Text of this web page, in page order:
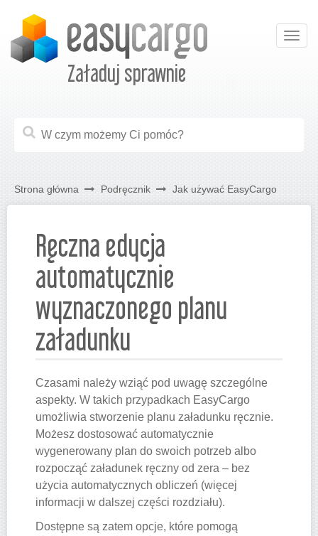
Załaduj sprawnie
Strona główna Podręcznik Jak używać EasyCargo
Ręczna edycja
automatycznie
wyznaczonego planu
załadunku
Czasami należy wziąć pod uwagę szczególne
aspekty. W takich przypadkach EasyCargo
umożliwia stworzenie planu załadunku ręcznie.
Możesz dostosować automatycznie
wygenerowany plan do swoich potrzeb albo
rozpocząć załadunek ręczny od zera – bez
użycia automatycznych obliczeń (więcej
informacji w dalszej części rozdziału).
Dostępne są zatem opcje, które pomogą